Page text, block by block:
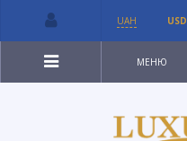
МЕНЮ
UAH USD